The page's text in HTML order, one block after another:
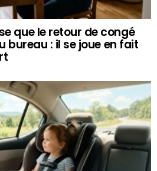
que le retour de congé
bureau : il se joue en fait